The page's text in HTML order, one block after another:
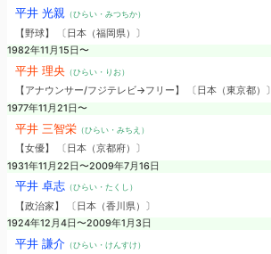
平井 光親 （ひらい・みつちか）
【野球】 〔日本（福岡県）〕
1982年11月15日〜
平井 理央（ひらい・りお）
【アナウンサー/フジテレビ→フリー】 〔日本（東京都）〕
1977年11月21日〜
平井 三智栄（ひらい・みちえ）
【女優】 〔日本（京都府）〕
1931年11月22日〜2009年7月16日
平井 卓志（ひらい・たくし）
【政治家】 〔日本（香川県）〕
1924年12月4日〜2009年1月3日
平井 謙介（ひらい・けんすけ）